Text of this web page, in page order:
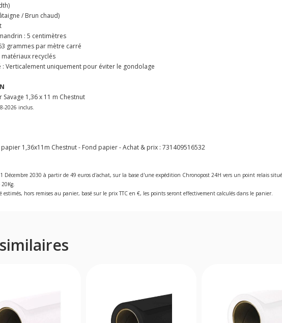
/ Brun chaud)
: 5 centimètres
grammes par mètre carré
recyclés
: Verticalement uniquement pour éviter le gondolage
1,36 x 11 m Chestnut
2026 inclus.
papier 1,36x11m Chestnut - Fond papier - Achat & prix : 731409516532
Décembre 2030 à partir de 49 euros d'achat, sur la base d'une expédition Chronopost 24H vers un point relais
estimés, hors remises au panier, basé sur le prix TTC en €, les points seront effectivement calculés dans le panier.